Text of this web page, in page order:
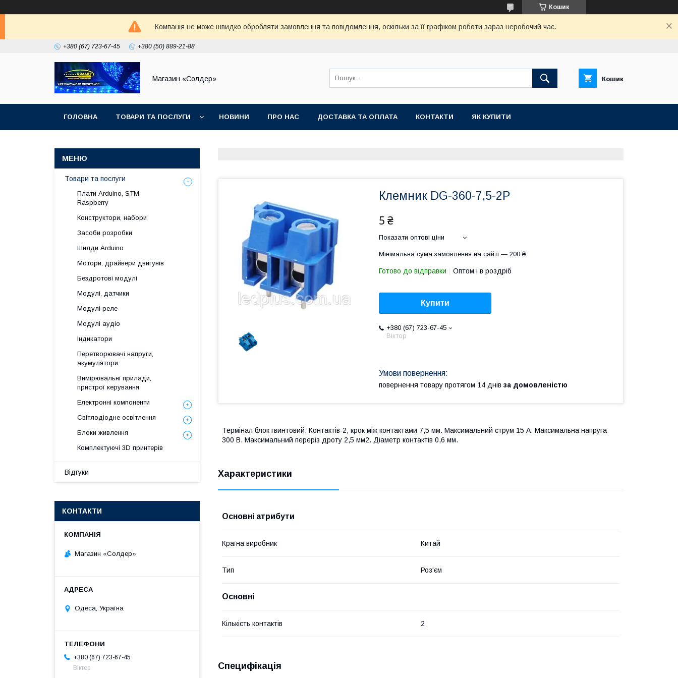
Кошик
Компанія не може швидко обробляти замовлення та повідомлення, оскільки за її графіком роботи зараз неробочий час.
+380 (67) 723-67-45 +380 (50) 889-21-88
Магазин «Солдер» Кошик
ГОЛОВНА ТОВАРИ ТА ПОСЛУГИ НОВИНИ ПРО НАС ДОСТАВКА ТА ОПЛАТА КОНТАКТИ ЯК КУПИТИ
Клемник DG-360-7,5-2P
5 ₴
Показати оптові ціни
Мінімальна сума замовлення на сайті — 200 ₴
Готово до відправки Оптом і в роздріб
Купити
+380 (67) 723-67-45
Віктор
повернення товару протягом 14 днів за домовленістю
Термінал блок гвинтовий. Контактів-2, крок між контактами 7,5 мм. Максимальний струм 15 А. Максимальна напруга
300 В. Максимальний переріз дроту 2,5 мм2. Діаметр контактів 0,6 мм.
Характеристики
Основні атрибути
Країна виробник Китай
Тип Роз'єм
Основні
Кількість контактів 2
Специфікація
Товари та послуги
Плати Arduino, STM,
Raspberry
Конструктори, набори
Засоби розробки
Шилди Arduino
Мотори, драйвери двигунів
Бездротові модулі
Модулі, датчики
Модулі реле
Модулі аудіо
Індикатори
Перетворювачі напруги,
акумулятори
Вимірювальні прилади,
пристрої керування
Електронні компоненти
Світлодіодне освітлення
Блоки живлення
Комплектуючі 3D принтерів
Відгуки
КОНТАКТИ
Магазин «Солдер»
Одеса, Україна
+380 (67) 723-67-45
Віктор